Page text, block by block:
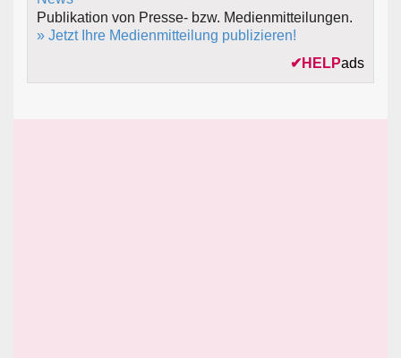
Publikation von Presse- bzw. Medienmitteilungen.
» Jetzt Ihre Medienmitteilung publizieren!
✔ HELPads